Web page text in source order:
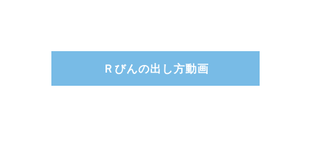
Ｒびんの出し方動画